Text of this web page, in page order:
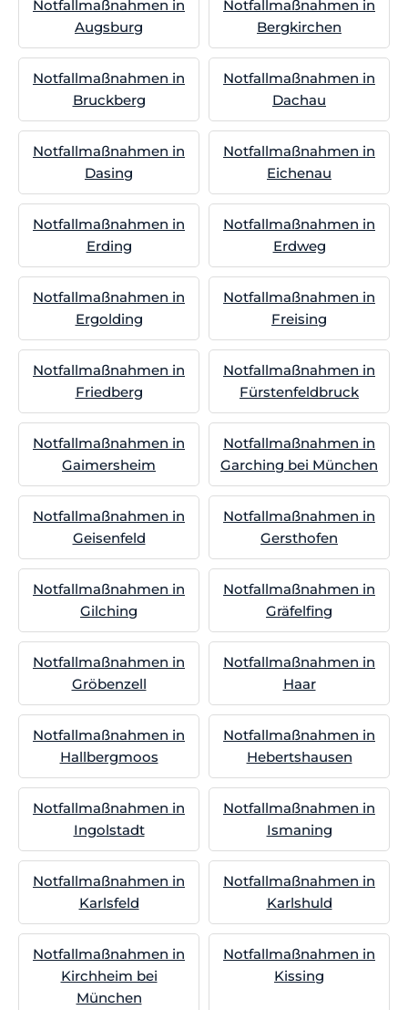
Notfallmaßnahmen in
Augsburg
Notfallmaßnahmen in
Bergkirchen
Notfallmaßnahmen in
Bruckberg
Notfallmaßnahmen in
Dachau
Notfallmaßnahmen in
Dasing
Notfallmaßnahmen in
Eichenau
Notfallmaßnahmen in
Erding
Notfallmaßnahmen in
Erdweg
Notfallmaßnahmen in
Ergolding
Notfallmaßnahmen in
Freising
Notfallmaßnahmen in
Friedberg
Notfallmaßnahmen in
Fürstenfeldbruck
Notfallmaßnahmen in
Gaimersheim
Notfallmaßnahmen in
Garching bei München
Notfallmaßnahmen in
Geisenfeld
Notfallmaßnahmen in
Gersthofen
Notfallmaßnahmen in
Gilching
Notfallmaßnahmen in
Gräfelfing
Notfallmaßnahmen in
Gröbenzell
Notfallmaßnahmen in
Haar
Notfallmaßnahmen in
Hallbergmoos
Notfallmaßnahmen in
Hebertshausen
Notfallmaßnahmen in
Ingolstadt
Notfallmaßnahmen in
Ismaning
Notfallmaßnahmen in
Karlsfeld
Notfallmaßnahmen in
Karlshuld
Notfallmaßnahmen in
Kirchheim bei
München
Notfallmaßnahmen in
Kissing